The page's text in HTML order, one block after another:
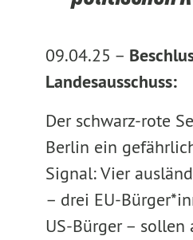
09.04.25 –
Landesausschuss:
Der schwarz-rote
Berlin ein
Signal: Vier
– drei EU-
US-Bürger – sollen